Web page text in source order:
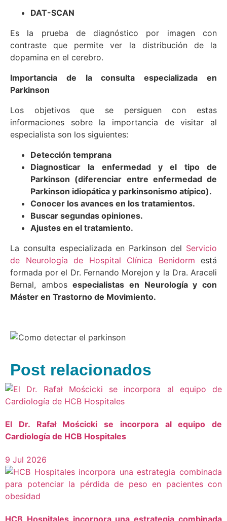
DAT-SCAN
Es la prueba de diagnóstico por imagen con
contraste que permite ver la distribución de la
dopamina en el cerebro.
Importancia de la consulta especializada en
Parkinson
Los objetivos que se persiguen con estas
informaciones sobre la importancia de visitar al
especialista son los siguientes:
Detección temprana
Diagnosticar la enfermedad y el tipo de
Parkinson (diferenciar entre enfermedad de
Parkinson idiopática y parkinsonismo atípico).
Conocer los avances en los tratamientos.
Buscar segundas opiniones.
Ajustes en el tratamiento.
La consulta especializada en Parkinson del Servicio
de Neurología de Hospital Clínica Benidorm está
formada por el Dr. Fernando Morejon y la Dra. Araceli
Bernal, ambosespecialistas en Neurología y con
Máster en Trastorno de Movimiento.
Post relacionados
El Dr. Rafał Mościcki se incorpora al equipo de
Cardiología de HCB Hospitales
9 Jul 2026
HCB Hospitales incorpora una estrategia combinada